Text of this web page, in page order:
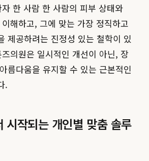
한 사람 한 사람의 피부 상태와
해하고, 그에 맞는 가장 정직하고
제공하려는 진정성 있는 철학이 있
의원은 일시적인 개선이 아닌, 장
름다움을 유지할 수 있는 근본적인
.
시작되는 개인별 맞춤 솔루